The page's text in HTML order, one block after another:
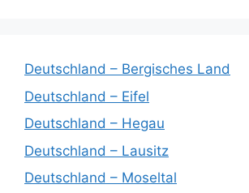
Deutschland – Bergisches Land
Deutschland – Eifel
Deutschland – Hegau
Deutschland – Lausitz
Deutschland – Moseltal